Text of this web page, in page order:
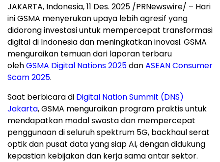
JAKARTA, Indonesia,11 Des. 2025 /PRNewswire/ – Hari
ini GSMA menyerukan upaya lebih agresif yang
didorong investasi untuk mempercepat transformasi
digital di Indonesiadan meningkatkan inovasi. GSMA
menguraikan temuan dari laporan terbaru
olehGSMA Digital Nations 2025danASEAN Consumer
Scam 2025.
Saat berbicara di Digital Nation Summit (DNS)
Jakarta, GSMA menguraikan program praktis untuk
mendapatkan modal swasta dan mempercepat
penggunaan di seluruh spektrum 5G, backhaul serat
optik dan pusat data yang siap AI, dengan didukung
kepastian kebijakan dan kerja sama antar sektor.